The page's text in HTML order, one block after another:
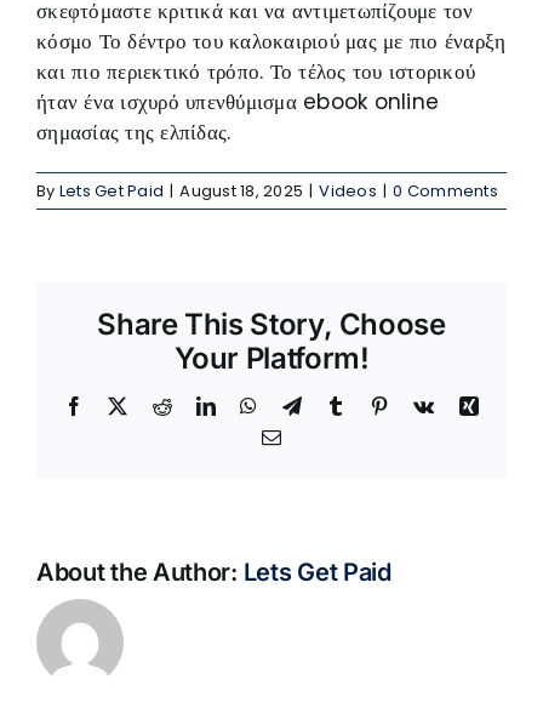
σκεφτόμαστε κριτικά και να αντιμετωπίζουμε τον
κόσμο Το δέντρο του καλοκαιριού μας με πιο έναρξη
και πιο περιεκτικό τρόπο. Το τέλος του ιστορικού
ήταν ένα ισχυρό υπενθύμισμα ebook online
σημασίας της ελπίδας.
By Lets Get Paid | August 18, 2025 | Videos | 0 Comments
Share This Story, Choose
Your Platform!
Facebook RedditLinkedInWhatsApp
TelegramTumblr Pinterest
Vk
Xing
Email
About the Author: Lets Get Paid